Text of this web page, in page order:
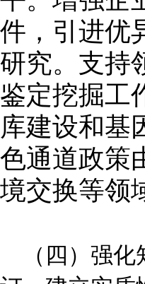
件，引进优
研究。支持
鉴定挖掘工
库建设和基
色通道政策
境交换等领
（四）强